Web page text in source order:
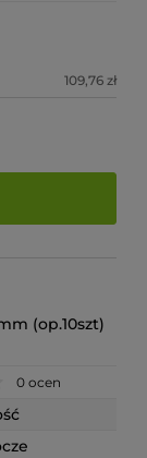
109,76 zł
(op.10szt)
0 ocen